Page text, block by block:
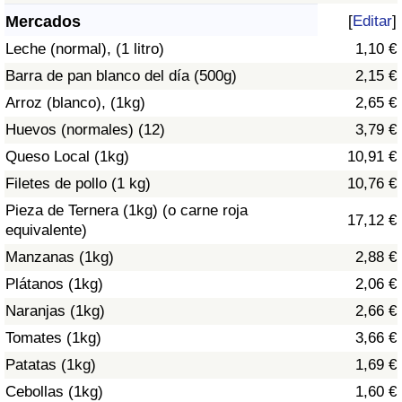
Mercados [Editar]
Leche (normal), (1 litro)
1,10 €
Barra de pan blanco del día (500g)
2,15 €
Arroz (blanco), (1kg)
2,65 €
Huevos (normales) (12)
3,79 €
Queso Local (1kg)
10,91 €
Filetes de pollo (1 kg)
10,76 €
Pieza de Ternera (1kg) (o carne roja
equivalente)
17,12 €
Manzanas (1kg)
2,88 €
Plátanos (1kg)
2,06 €
Naranjas (1kg)
2,66 €
Tomates (1kg)
3,66 €
Patatas (1kg)
1,69 €
Cebollas (1kg)
1,60 €
Índice de criminalidad por país
Sanidad
Índice de Sanidad (Actual)
Índice de Sanidad
Índice de Sanidad por País
Contaminación
Índice de Contaminación (Actual)
Índice de contaminación
Índice de Contaminación por País